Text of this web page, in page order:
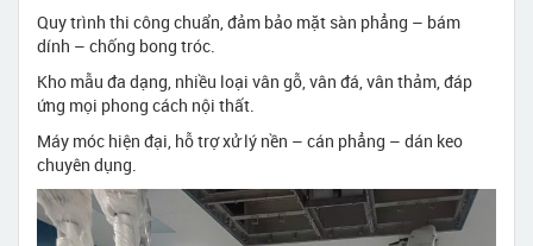
Quy trình thi công chuẩn, đảm bảo mặt sàn phẳng – bám
dính – chống bong tróc.
Kho mẫu đa dạng, nhiều loại vân gỗ, vân đá, vân thảm, đáp
ứng mọi phong cách nội thất.
Máy móc hiện đại, hỗ trợ xử lý nền – cán phẳng – dán keo
chuyên dụng.